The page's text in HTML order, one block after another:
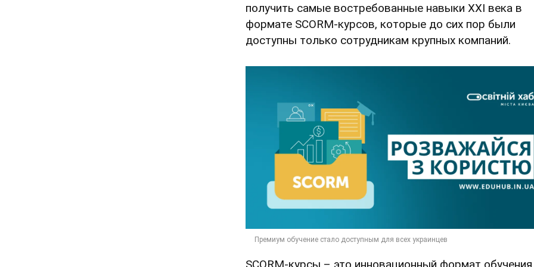
получить самые востребованные навыки XXI века в
формате SCORM-курсов, которые до сих пор были
доступны только сотрудникам крупных компаний.
SCORM-курсы – это инновационный формат обучения,